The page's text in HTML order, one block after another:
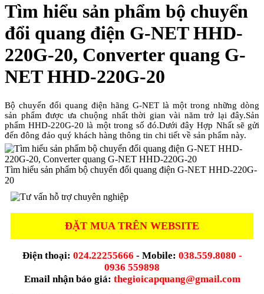
Tìm hiểu sản phẩm bộ chuyển
đổi quang điện G-NET HHD-
220G-20, Converter quang G-
NET HHD-220G-20
Bộ chuyển đổi quang điện hãng G-NET là một trong những dòng
sản phẩm được ưa chuộng nhất thời gian vài năm trở lại đây.Sản
phẩm HHD-220G-20 là một trong số đó.Dưới đây Hợp Nhất sẽ gửi
đến đông đảo quý khách hàng thông tin chi tiết về sản phẩm này.
Tìm hiểu sản phẩm bộ chuyển đổi quang điện G-NET HHD-220G-
20
ĐẶT MUA TRÊN WEBSITE
Điện thoại: 024.22255666 - Mobile: 038.559.8080 -
0936 559898
Email nhận báo giá: thegioicapquang@gmail.com